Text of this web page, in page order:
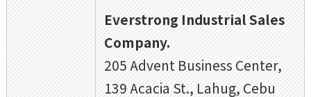
Everstrong Industrial Sales
Company.
205 Advent Business Center,
139 Acacia St., Lahug, Cebu